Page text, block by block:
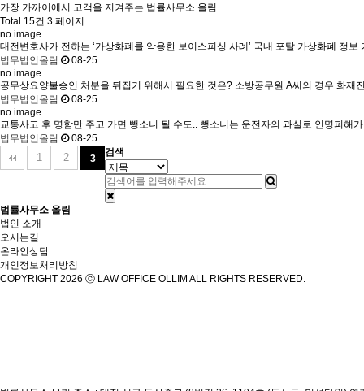
가장 가까이에서 고객을 지켜주는 법률사무소 올림
Total 15건 3 페이지
no image
대전변호사가 전하는 ‘가상화폐를 악용한 보이스피싱 사례’ 국내 포탈 가상화폐 정보
법무법인올림
08-25
no image
공무상요양불승인 처분을 뒤집기 위해서 필요한 것은? 소방공무원 A씨의 경우 화재
법무법인올림
08-25
no image
교통사고 후 명함만 주고 가면 뺑소니 될 수도.. 뺑소니는 운전자의 과실로 인명피해
법무법인올림
08-25
1 2 3
검색
법률사무소 올림
법인 소개
오시는길
온라인상담
개인정보처리방침
COPYRIGHT 2026 ⓒ LAW OFFICE OLLIM ALL RIGHTS RESERVED.